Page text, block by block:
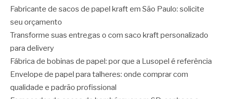
Fabricante de sacos de papel kraft em São Paulo: solicite
seu orçamento
Transforme suas entregas o com saco kraft personalizado
para delivery
Fábrica de bobinas de papel: por que a Lusopel é referência
Envelope de papel para talheres: onde comprar com
qualidade e padrão profissional